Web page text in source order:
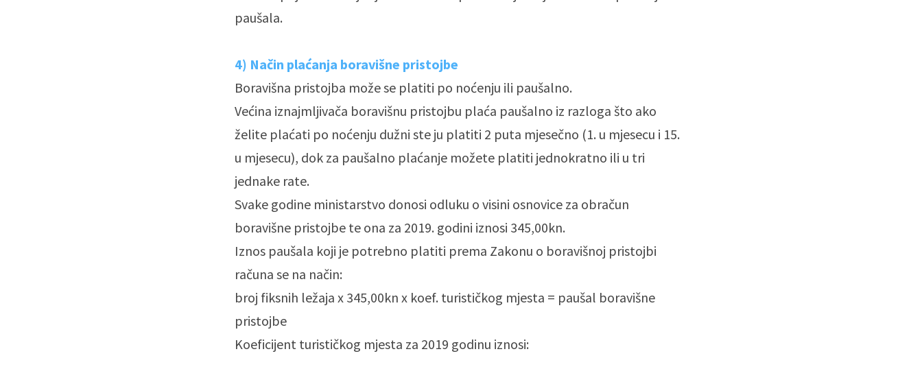
paušala.
4) Način plaćanja boravišne pristojbe
Boravišna pristojba može se platiti po noćenju ili paušalno.
Većina iznajmljivača boravišnu pristojbu plaća paušalno iz razloga što ako
želite plaćati po noćenju dužni ste ju platiti 2 puta mjesečno (1. u mjesecu i 15.
u mjesecu), dok za paušalno plaćanje možete platiti jednokratno ili u tri
jednake rate.
Svake godine ministarstvo donosi odluku o visini osnovice za obračun
boravišne pristojbe te ona za 2019. godini iznosi 345,00kn.
Iznos paušala koji je potrebno platiti prema Zakonu o boravišnoj pristojbi
računa se na način:
broj fiksnih ležaja x 345,00kn x koef. turističkog mjesta = paušal boravišne
pristojbe
Koeficijent turističkog mjesta za 2019 godinu iznosi: